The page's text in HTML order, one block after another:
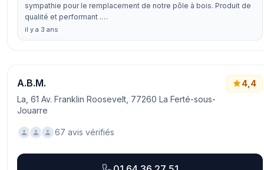
sympathie pour le remplacement de notre pôle à bois. Produit de
qualité et performant .…
il y a 3 ans
A.B.M.
La, 61 Av. Franklin Roosevelt, 77260 La Ferté-sous-
Jouarre
4,4
67 avis vérifiés